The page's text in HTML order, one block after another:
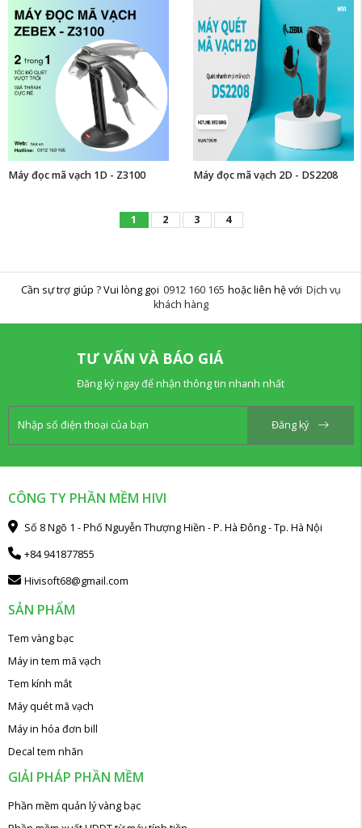
Máy đọc mã vạch 1D - Z3100 Máy đọc mã vạch 2D - DS2208
1 2 3 4
Cần sự trợ giúp ? Vui lòng gọi 0912 160 165 hoặc liên hệ với Dịch vụ
khách hàng
TƯ VẤN VÀ BÁO GIÁ
Đăng ký ngay để nhận thông tin nhanh nhất
Đăng ký
CÔNG TY PHẦN MỀM HIVI
Số 8 Ngõ 1 - Phố Nguyễn Thượng Hiền - P. Hà Đông - Tp. Hà Nội
+84 941877855
Hivisoft68@gmail.com
SẢN PHẨM
Tem vàng bạc
Máy in tem mã vạch
Tem kính mắt
Máy quét mã vạch
Máy in hóa đơn bill
Decal tem nhãn
GIẢI PHÁP PHẦN MỀM
Phần mềm quản lý vàng bạc